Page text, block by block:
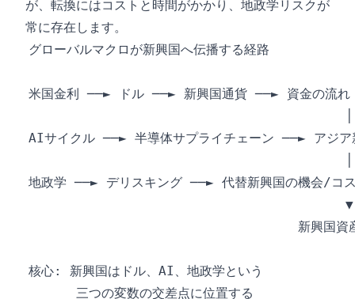
が、転換にはコストと時間がかかり、地政学リスクが
常に存在します。